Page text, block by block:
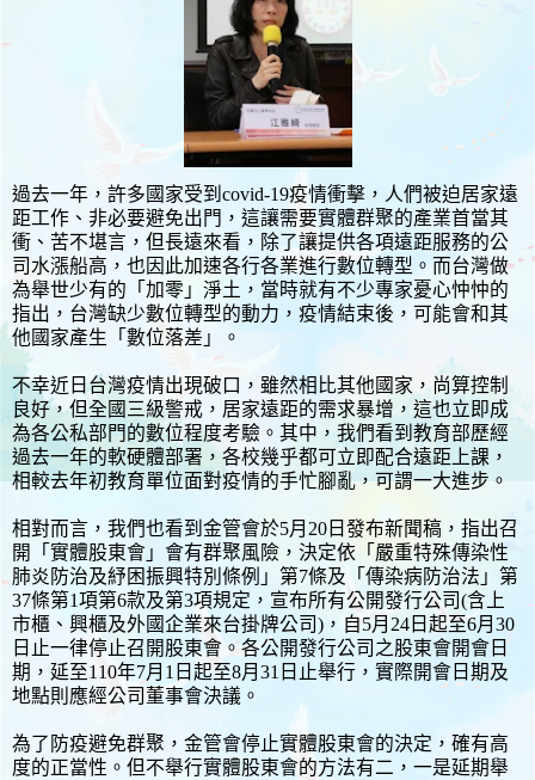
過去一年，許多國家受到covid-19疫情衝擊，人們被迫居家遠
距工作、非必要避免出門，這讓需要實體群聚的產業首當其
衝、苦不堪言，但長遠來看，除了讓提供各項遠距服務的公
司水漲船高，也因此加速各行各業進行數位轉型。而台灣做
為舉世少有的「加零」淨土，當時就有不少專家憂心忡忡的
指出，台灣缺少數位轉型的動力，疫情結束後，可能會和其
他國家產生「數位落差」。
不幸近日台灣疫情出現破口，雖然相比其他國家，尚算控制
良好，但全國三級警戒，居家遠距的需求暴增，這也立即成
為各公私部門的數位程度考驗。其中，我們看到教育部歷經
過去一年的軟硬體部署，各校幾乎都可立即配合遠距上課，
相較去年初教育單位面對疫情的手忙腳亂，可謂一大進步。
相對而言，我們也看到金管會於5月20日發布新聞稿，指出召
開「實體股東會」會有群聚風險，決定依「嚴重特殊傳染性
肺炎防治及紓困振興特別條例」第7條及「傳染病防治法」第
37條第1項第6款及第3項規定，宣布所有公開發行公司(含上
市櫃、興櫃及外國企業來台掛牌公司)，自5月24日起至6月30
日止一律停止召開股東會。各公開發行公司之股東會開會日
期，延至110年7月1日起至8月31日止舉行，實際開會日期及
地點則應經公司董事會決議。
為了防疫避免群聚，金管會停止實體股東會的決定，確有高
度的正當性。但不舉行實體股東會的方法有二，一是延期舉